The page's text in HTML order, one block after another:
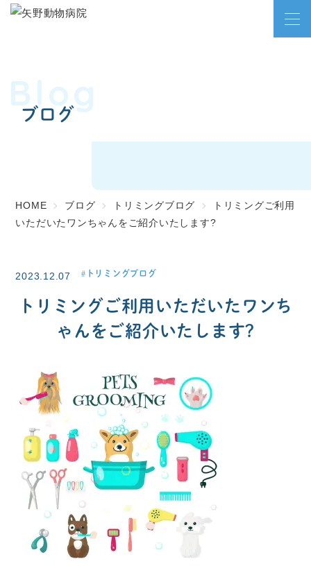
ブログ
Blog
HOME ブログ トリミングブログ
トリミングご利用
いただいたワンちゃんをご紹介いたします?
2023.12.07 トリミングブログ
トリミングご利用いただいたワンち
ゃんをご紹介いたします?